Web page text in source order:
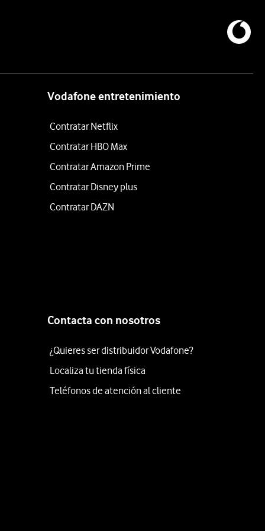
Vodafone entretenimiento
Contratar Netflix
Contratar HBO Max
Contratar Amazon Prime
Contratar Disney plus
Contratar DAZN
Contacta con nosotros
¿Quieres ser distribuidor Vodafone?
Localiza tu tienda física
Teléfonos de atención al cliente